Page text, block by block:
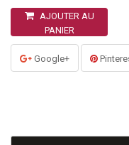
AJOUTER AU
PANIER
Google+